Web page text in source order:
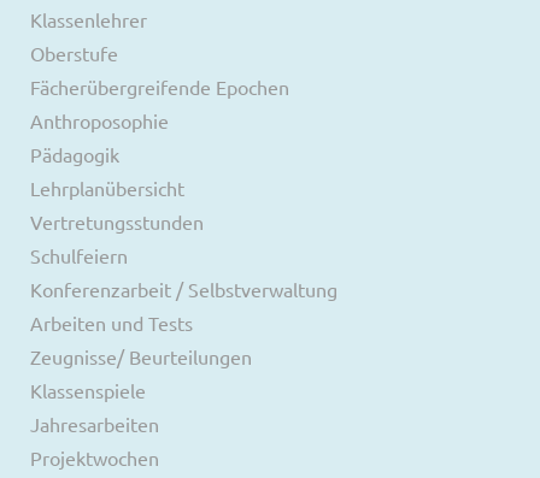
Klassenlehrer
Oberstufe
Fächerübergreifende Epochen
Anthroposophie
Pädagogik
Lehrplanübersicht
Vertretungsstunden
Schulfeiern
Konferenzarbeit / Selbstverwaltung
Arbeiten und Tests
Zeugnisse/ Beurteilungen
Klassenspiele
Jahresarbeiten
Projektwochen